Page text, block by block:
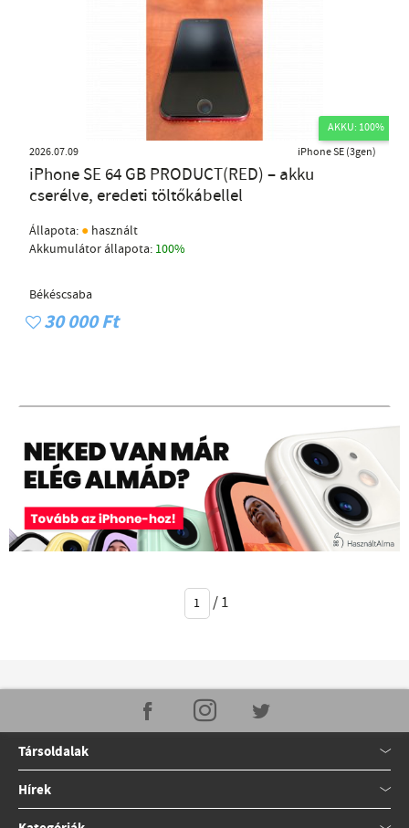
AKKU: 100%
2026.07.09
iPhone SE (3gen)
iPhone SE 64 GB PRODUCT(RED) – akku
cserélve, eredeti töltőkábellel
Állapota: ● használt
Akkumulátor állapota: 100%
Békéscsaba
30 000 Ft
/1
Társoldalak
Hírek